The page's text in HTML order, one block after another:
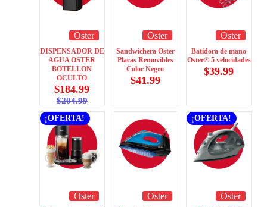
Oster
DISPENSADOR DE
AGUA OSTER
BOTELLON
OCULTO
$204.99
$184.99
Oster
Sandwichera Oster
Placas Removibles
Color Negro
$41.99
Oster
Batidora de mano
Oster® 5 velocidades
$39.99
¡OFERTA!
Oster Oster
¡OFERTA!
Oster